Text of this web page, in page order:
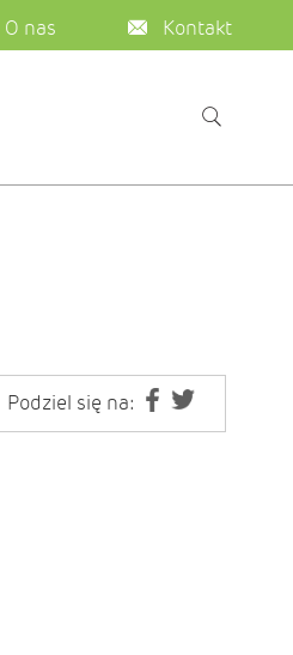
O nas Kontakt
Podziel się na: